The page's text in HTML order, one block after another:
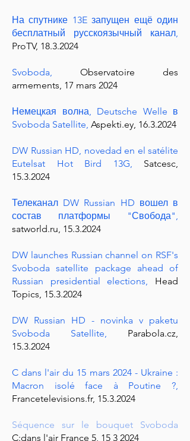
На спутнике 13E запущен ещё один
бесплатный русскоязычный канал,
ProTV, 18.3.2024
Svoboda, Observatoire des
armements, 17 mars 2024
Немецкая волна, Deutsche Welle в
Svoboda Satellite, Aspekti.ey, 16.3.2024
DW Russian HD, novedad en el satélite
Eutelsat Hot Bird 13G, Satcesc,
15.3.2024
Телеканал DW Russian HD вошел в
состав платформы "Свобода",
satworld.ru, 15.3.2024
DW launches Russian channel on RSF's
Svoboda satellite package ahead of
Russian presidential elections, Head
Topics, 15.3.2024
DW Russian HD - novinka v paketu
Svoboda Satellite, Parabola.cz,
15.3.2024
C dans l'air du 15 mars 2024 - Ukraine :
Macron isolé face à Poutine ?,
Francetelevisions.fr, 15.3.2024
Séquence sur le bouquet Svoboda
C:dans l'air France 5, 15 3 2024